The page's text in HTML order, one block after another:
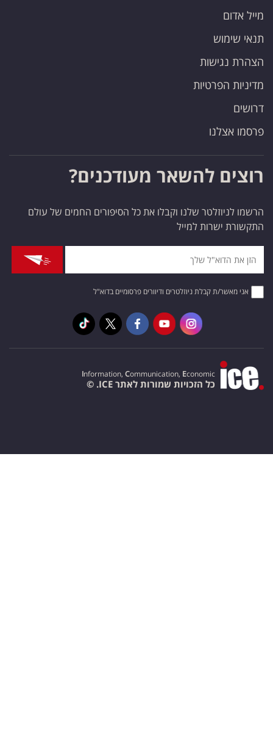
מייל אדום
תנאי שימוש
הצהרת נגישות
מדיניות הפרטיות
דרושים
פרסמו אצלנו
רוצים להשאר מעודכנים?
הרשמו לניוזלטר שלנו וקבלו את כל הסיפורים החמים של עולם
התקשורת ישרות למייל
אני מאשר/ת קבלת ניוזלטרים ודיוורים פרסומיים בדוא"ל
Information, Communication, Economic
כל הזכויות שמורות לאתר ICE. ©